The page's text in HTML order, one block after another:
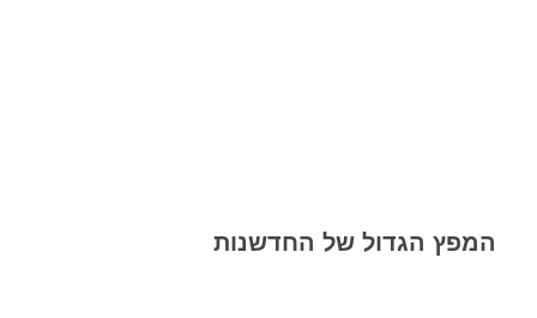
המפץ הגדול של החדשנות